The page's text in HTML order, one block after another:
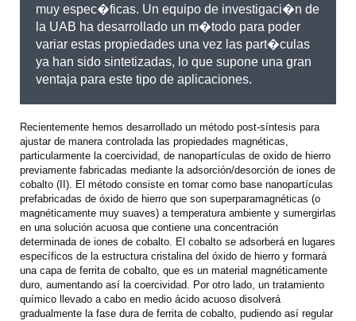
muy espec�ficas. Un equipo de investigaci�n de
la UAB ha desarrollado un m�todo para poder
variar estas propiedades una vez las part�culas
ya han sido sintetizadas, lo que supone una gran
ventaja para este tipo de aplicaciones.
Recientemente hemos desarrollado un método post-síntesis para
ajustar de manera controlada las propiedades magnéticas,
particularmente la coercividad, de nanopartículas de oxido de hierro
previamente fabricadas mediante la adsorción/desorción de iones de
cobalto (II). El método consiste en tomar como base nanopartículas
prefabricadas de óxido de hierro que son superparamagnéticas (o
magnéticamente muy suaves) a temperatura ambiente y sumergirlas
en una solución acuosa que contiene una concentración
determinada de iones de cobalto. El cobalto se adsorberá en lugares
específicos de la estructura cristalina del óxido de hierro y formará
una capa de ferrita de cobalto, que es un material magnéticamente
duro, aumentando así la coercividad. Por otro lado, un tratamiento
químico llevado a cabo en medio ácido acuoso disolverá
gradualmente la fase dura de ferrita de cobalto, pudiendo así regular